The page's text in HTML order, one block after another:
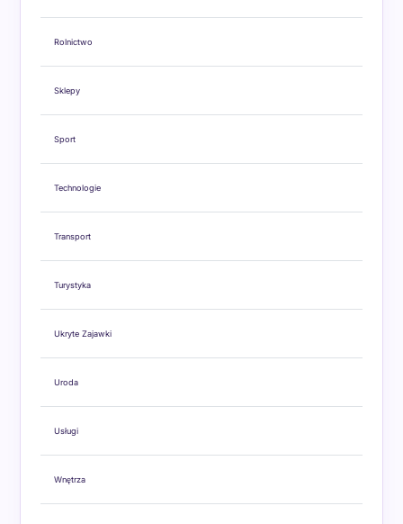
Rolnictwo
Sklepy
Sport
Technologie
Transport
Turystyka
Ukryte Zajawki
Uroda
Usługi
Wnętrza